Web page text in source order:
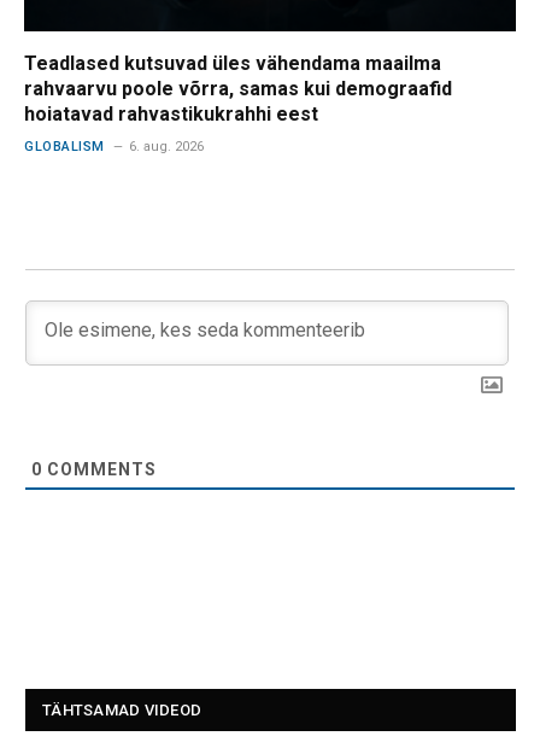
Teadlased kutsuvad üles vähendama maailma
rahvaarvu poole võrra, samas kui demograafid
hoiatavad rahvastikukrahhi eest
GLOBALISM 6. aug. 2026
0 COMMENTS
TÄHTSAMAD VIDEOD